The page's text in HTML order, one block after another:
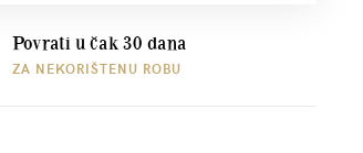
Povrati u čak 30 dana
ZA NEKORIŠTENU ROBU